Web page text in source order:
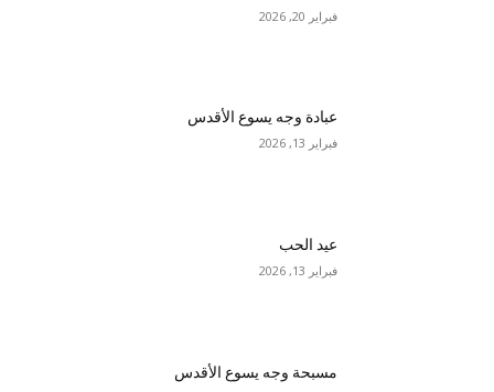
فبراير 20, 2026
عبادة وجه يسوع الأقدس
فبراير 13, 2026
عيد الحب
فبراير 13, 2026
مسبحة وجه يسوع الأقدس